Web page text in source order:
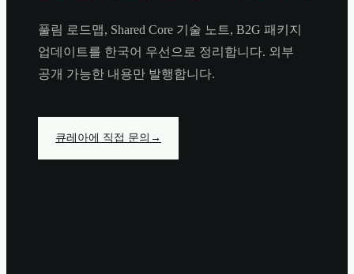
풀림 로드맵, Shared Core 기술 노트, B2G 패키지
업데이트를 한국어 우선으로 정리합니다. 외부
공개 가능한 내용만 발행합니다.
큐레아에 직접 문의 →